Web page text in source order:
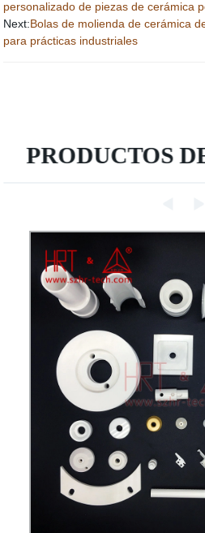
personalizado de piezas de cerámica
Next:Bolas de molienda de cerámica
para prácticas industriales
PRODUCTOS